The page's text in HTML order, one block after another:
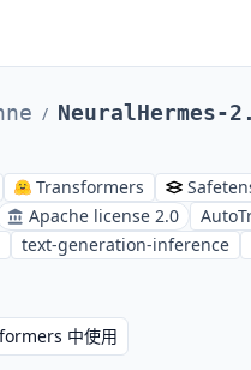
/
Transformers
Apache license 2.0
text-generation-inference
中使用